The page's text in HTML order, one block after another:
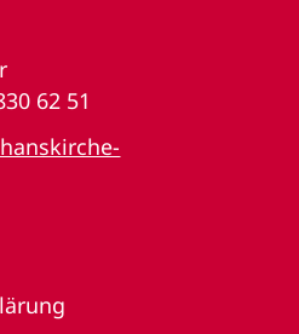
62 51